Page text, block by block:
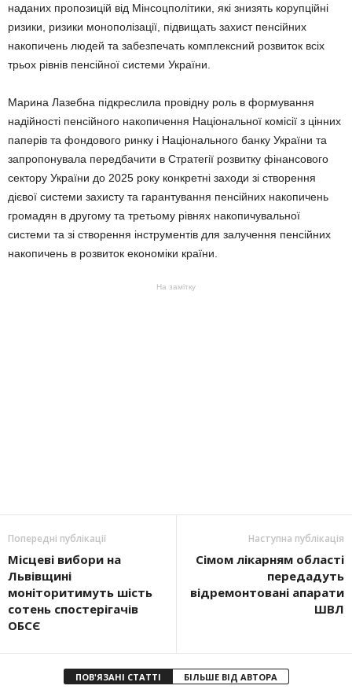
наданих пропозицій від Мінсоцполітики, які знизять корупційні
ризики, ризики монополізації, підвищать захист пенсійних
накопичень людей та забезпечать комплексний розвиток всіх
трьох рівнів пенсійної системи України.
Марина Лазебна підкреслила провідну роль в формування
надійності пенсійного накопичення Національної комісії з цінних
паперів та фондового ринку і Національного банку України та
запропонувала передбачити в Стратегії розвитку фінансового
сектору України до 2025 року конкретні заходи зі створення
дієвої системи захисту та гарантування пенсійних накопичень
громадян в другому та третьому рівнях накопичувальної
системи та зі створення інструментів для залучення пенсійних
накопичень в розвиток економіки країни.
На замітку
Попередні публікації
Місцеві вибори на
Львівщині
моніторитимуть шість
сотень спостерігачів
ОБСЄ
Наступна публікація
Сімом лікарням області
передадуть
відремонтовані апарати
ШВЛ
ПОВ'ЯЗАНІ СТАТТІ БІЛЬШЕ ВІД АВТОРА